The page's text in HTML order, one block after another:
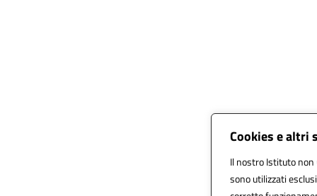
Cookies e altri
Il nostro Istituto
sono utilizzati